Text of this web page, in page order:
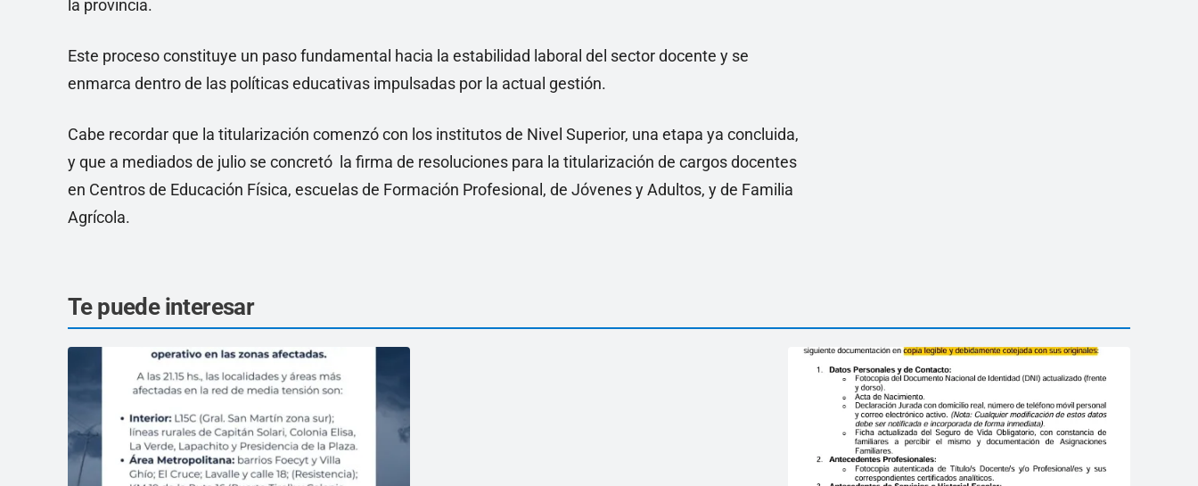
la provincia.
Este proceso constituye un paso fundamental hacia la estabilidad laboral del sector docente y se
enmarca dentro de las políticas educativas impulsadas por la actual gestión.
Cabe recordar que la titularización comenzó con los institutos de Nivel Superior, una etapa ya concluida,
y que a mediados de julio se concretó la firma de resoluciones para la titularización de cargos docentes
en Centros de Educación Física, escuelas de Formación Profesional, de Jóvenes y Adultos, y de Familia
Agrícola.
Te puede interesar